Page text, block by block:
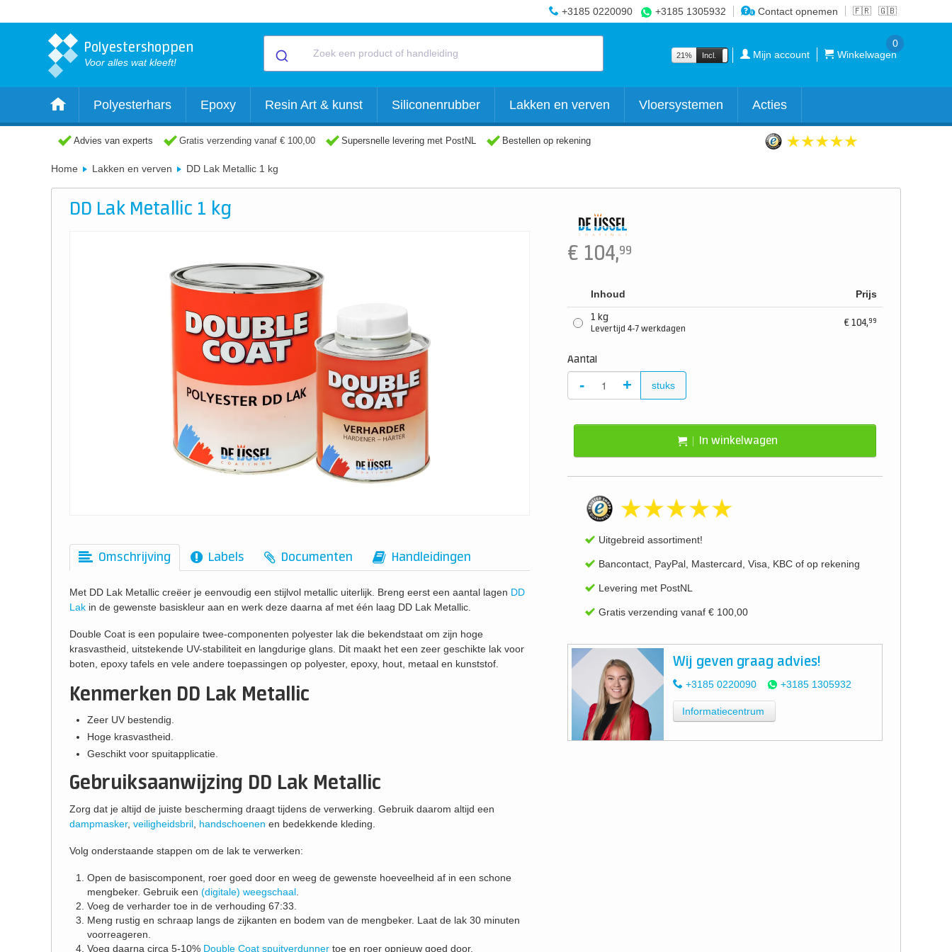
🇫🇷 🇬🇧
+3185 0220090 +3185 1305932 Contact opnemen
Polyestershoppen
Voor alles wat kleeft!
21% Incl. Excl. Mijn account Winkelwagen
0
Polyesterhars Epoxy Resin Art & kunst Siliconenrubber Lakken en verven Vloersystemen Acties
Advies van experts Gratis verzending vanaf € 100,00 Supersnelle levering met PostNL Bestellen op rekening
Home Lakken en verven DD Lak Metallic 1 kg
DD Lak Metallic 1 kg
Omschrijving Labels Documenten Handleidingen
Met DD Lak Metallic creëer je eenvoudig een stijlvol metallic uiterlijk. Breng eerst een aantal lagen DD
Lak in de gewenste basiskleur aan en werk deze daarna af met één laag DD Lak Metallic.
Double Coat is een populaire twee-componenten polyester lak die bekendstaat om zijn hoge
krasvastheid, uitstekende UV-stabiliteit en langdurige glans. Dit maakt het een zeer geschikte lak voor
boten, epoxy tafels en vele andere toepassingen op polyester, epoxy, hout, metaal en kunststof.
Kenmerken DD Lak Metallic
Zeer UV bestendig.
Hoge krasvastheid.
Geschikt voor spuitapplicatie.
Gebruiksaanwijzing DD Lak Metallic
Zorg dat je altijd de juiste bescherming draagt tijdens de verwerking. Gebruik daarom altijd een
dampmasker, veiligheidsbril, handschoenen en bedekkende kleding.
Volg onderstaande stappen om de lak te verwerken:
Open de basiscomponent, roer goed door en weeg de gewenste hoeveelheid af in een schone
mengbeker. Gebruik een (digitale) weegschaal
Voeg de verharder toe in de verhouding 67:33.
Meng rustig en schraap langs de zijkanten en bodem van de mengbeker. Laat de lak 30 minuten
voorreageren.
Voeg daarna circa 5-10% Double Coat spuitverdunner toe en roer opnieuw goed door.
€ 104,99
Inhoud Prijs
1 kg
Levertijd 4-7 werkdagen
€104,99
Aantal
- + stuks
In winkelwagen
Uitgebreid assortiment!
Bancontact, PayPal, Mastercard, Visa, KBC of op rekening
Levering met PostNL
Gratis verzending vanaf € 100,00
Wij geven graag advies!
+3185 0220090 +3185 1305932
Informatiecentrum